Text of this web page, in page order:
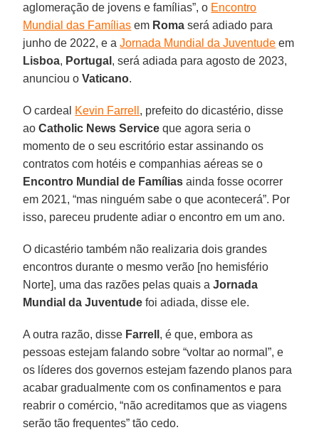
aglomeração de jovens e famílias”, o Encontro
Mundial das Famílias em Roma será adiado para
junho de 2022, e aJornada Mundial da Juventude em
Lisboa, Portugal , será adiada para agosto de 2023,
anunciou oVaticano.
O cardeal Kevin Farrell , prefeito do dicastério, disse
aoCatholic News Service que agora seria o
momento de o seu escritório estar assinando os
contratos com hotéis e companhias aéreas se o
Encontro Mundial de Famílias ainda fosse ocorrer
em 2021, “mas ninguém sabe o que acontecerá”. Por
isso, pareceu prudente adiar o encontro em um ano.
O dicastério também não realizaria dois grandes
encontros durante o mesmo verão [no hemisfério
Norte], uma das razões pelas quais aJornada
Mundial da Juventude foi adiada, disse ele.
A outra razão, disse Farrell , é que, embora as
pessoas estejam falando sobre “voltar ao normal”, e
os líderes dos governos estejam fazendo planos para
acabar gradualmente com os confinamentos e para
reabrir o comércio, “não acreditamos que as viagens
serão tão frequentes” tão cedo.